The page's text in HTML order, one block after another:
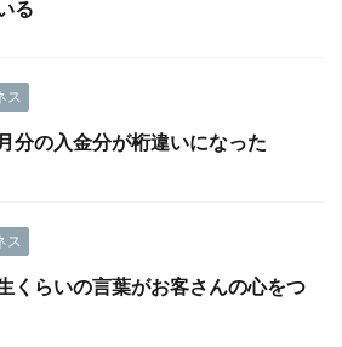
る
ス
分の入金分が桁違いになった
ス
くらいの言葉がお客さんの心をつ